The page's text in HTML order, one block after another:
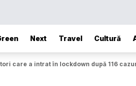
Next Travel Cultură
care a intrat în lockdown după 116